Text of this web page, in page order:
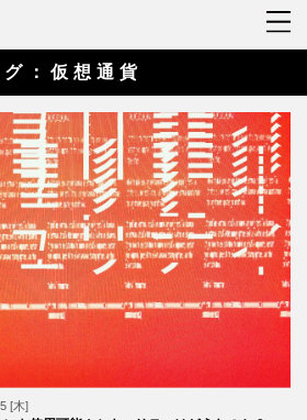
グ：仮想通貨
[木]